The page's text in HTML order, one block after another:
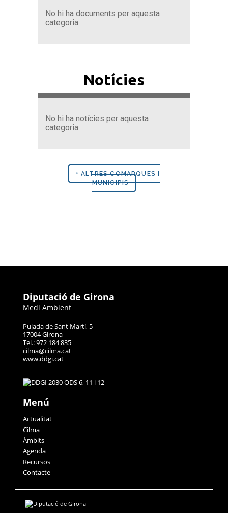
No hi ha documents per aquesta
categoria
Notícies
No hi ha notícies per aquesta
categoria
+ ALTRES COMARQUES I
MUNICIPIS
Diputació de Girona
Medi Ambient
Pujada de Sant Martí, 5
17004 Girona
Tel.: 972 184 835
cilma@cilma.cat
www.ddgi.cat
Menú
Actualitat
Cilma
Àmbits
Agenda
Recursos
Contacte